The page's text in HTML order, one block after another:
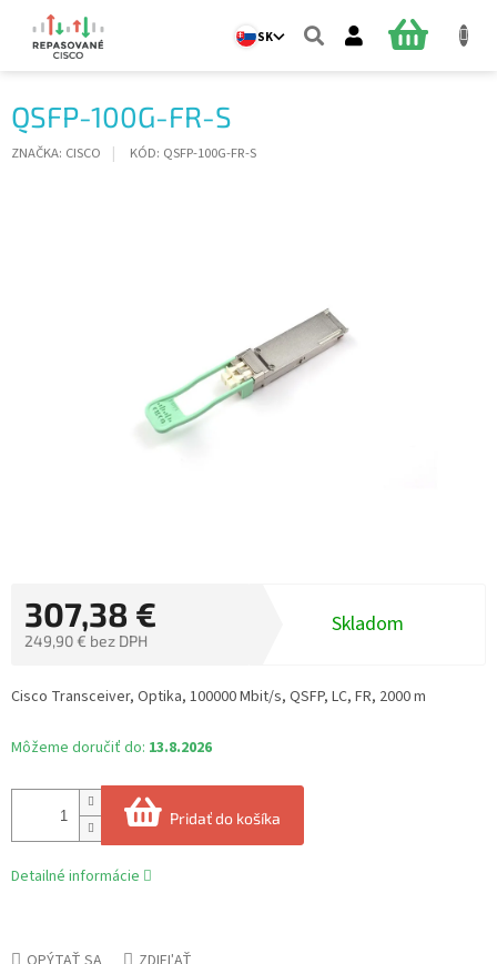
obsah
SK
QSFP-100G-FR-S
ZNAČKA: CISCO KÓD: QSFP-100G-FR-S
307,38 €
249,90 € bez DPH
cena:
Skladom
Môžeme doručiť do: 13.8.2026
Pridať do košíka
Cisco Transceiver, Optika, 100000 Mbit/s, QSFP, LC, FR, 2000 m
Detailné informácie